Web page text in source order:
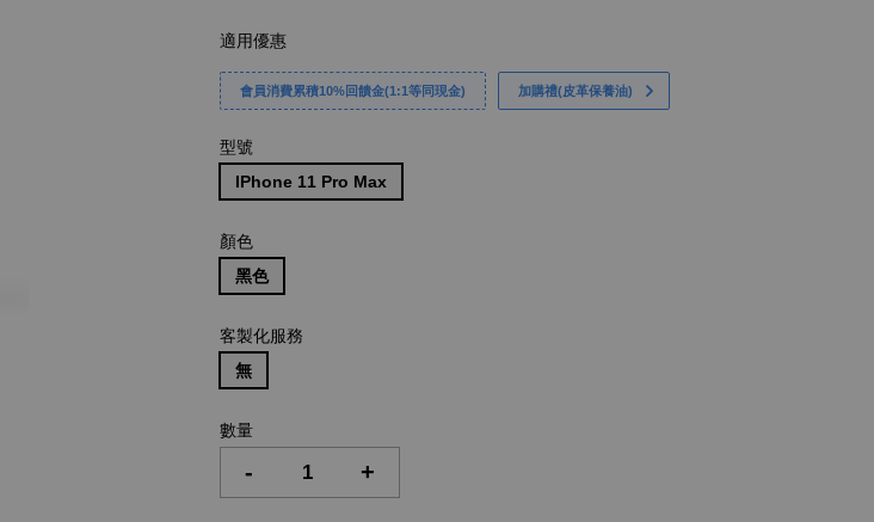
適用優惠
會員消費累積10%回饋金(1:1等同現金) 加購禮(皮革保養油)
型號
IPhone 11 Pro Max
顏色
黑色
客製化服務
無
數量
- +